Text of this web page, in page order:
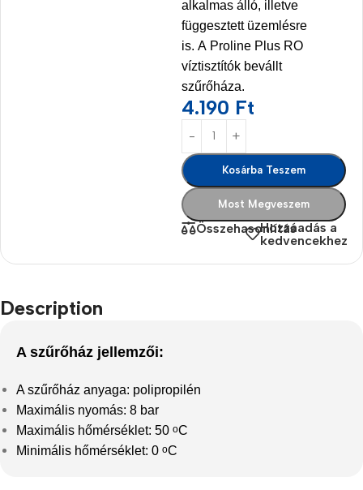
alkalmas álló, illetve
függesztett üzemlésre
is. A Proline Plus RO
víztisztítók bevállt
szűrőháza.
4.190 Ft
Kosárba Teszem
Most Megveszem
ÖsszehasonlításHozzáadás a
kedvencekhez
Description
A szűrőház jellemzői:
A szűrőház anyaga: polipropilén
Maximális nyomás: 8 bar
Maximális hőmérséklet: 50 oC
Minimális hőmérséklet: 0 oC